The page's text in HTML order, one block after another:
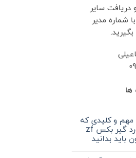
دریافت سایر
شماره مدیر
مهم و کلیدی که
در مورد گیر بکس zf
باید بدانید